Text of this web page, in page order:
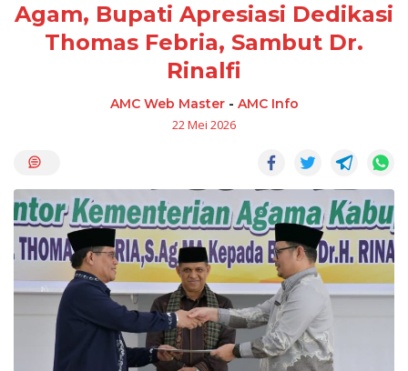
Agam, Bupati Apresiasi Dedikasi
Thomas Febria, Sambut Dr.
Rinalfi
AMC Web Master- AMC Info
22 Mei 2026